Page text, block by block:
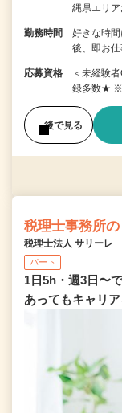
縄県エリア
勤務時間
好きな時
後、即お
応募資格
＜未経験
録多数★ ※
後で見る
税理士事務所
税理士法人 サリーレ
パート
1日5h・週3日〜
あってもキャリア